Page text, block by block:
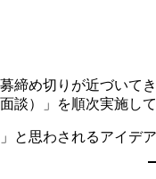
締め切りが近づいてき
談）」を順次実施して
思わされるアイデ